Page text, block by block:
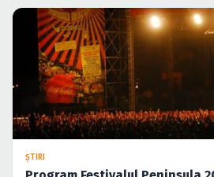
CÂŞTIGĂTORI